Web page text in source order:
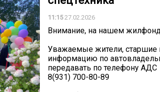
11:1527.02.2026
Внимание, на нашем
Уважаемые жители, старшие
информацию по
передавать по телефону АДС
8(931) 700-80-89